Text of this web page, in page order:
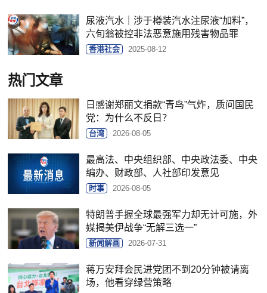
尿液汽水｜涉于樽装汽水注尿液“加料”，
六旬翁被控非法恶意施用残害物品罪
香港社会 2025-08-12
热门文章
日感谢郑丽文捐款“青鸟”气炸，质问国民
党：为什么不反日？
台湾 2026-08-05
最高法、中央组织部、中央政法委、中央
编办、财政部、人社部印发意见
时事 2026-08-05
特朗普手握全球最强军力却无计可施，外
媒揭美伊战争“无解三选一”
新闻解画 2026-07-31
蒋万安拜会民进党团不到20分钟被请离
场，他看穿绿营策略